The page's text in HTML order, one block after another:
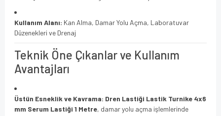
Kullanım Alanı: Kan Alma, Damar Yolu Açma, Laboratuvar
Düzenekleri ve Drenaj
Teknik Öne Çıkanlar ve Kullanım
Avantajları
Üstün Esneklik ve Kavrama: Dren Lastiği Lastik Turnike 4x6
mm Serum Lastiği 1 Metre, damar yolu açma işlemlerinde